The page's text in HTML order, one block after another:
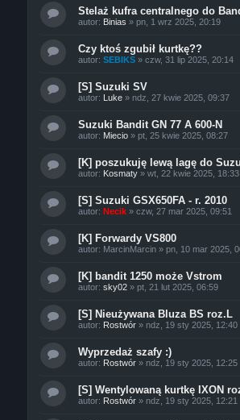
Stelaż kufra centralnego do
autor: Binias » pn, 1 wrz 2025, 20:19
Czy ktoś zgubił kurtkę??
autor: SEBIKS» czw, 31 lip 2025, 20:14
[S] Suzuki SV
autor: Luke» ndz, 27 kwie 2025, 09:37
Suzuki Bandit GN 77 A 600-N
autor: Miecio» pt, 25 kwie 2025, 08:27
[K] poszukuję lewą lagę do
autor: Kosmaty» wt, 22 kwie 2025, 18:33
[S] Suzuki GSX650FA - r. 2010
autor: Necik» czw, 27 mar 2025, 09:51
[K] Forwardy VS800
autor: MarcinMarcin» pn, 10 mar 2025,
[K] bandit 1250 może Vstrom
autor: sky02» pt, 21 lut 2025, 06:59
[S] Nieużywana Bluza BS roz.L
autor: Rostwór» ndz, 19 sty 2025, 12:40
Wyprzedaż szafy :)
autor: Rostwór» ndz, 19 sty 2025, 12:25
[S] Wentylowaną kurtkę IXON
autor: Rostwór» ndz, 19 sty 2025, 12:21